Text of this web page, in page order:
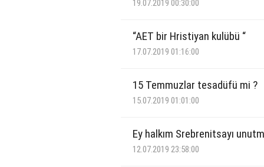
19.07.2019 00:30:00
“AET bir Hristiyan kulübü “
17.07.2019 01:16:00
15 Temmuzlar tesadüfü mi ?
15.07.2019 01:01:00
Ey halkım Srebrenitsayı
12.07.2019 23:58:00